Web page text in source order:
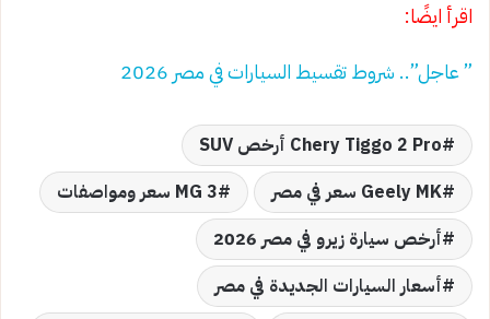
اقرأ ايضًا:
” عاجل”.. شروط تقسيط السيارات في مصر 2026
Chery Tiggo 2 Pro أرخص SUV
Geely MK سعر في مصر
MG 3 سعر ومواصفات
أرخص سيارة زيرو في مصر 2026
أسعار السيارات الجديدة في مصر